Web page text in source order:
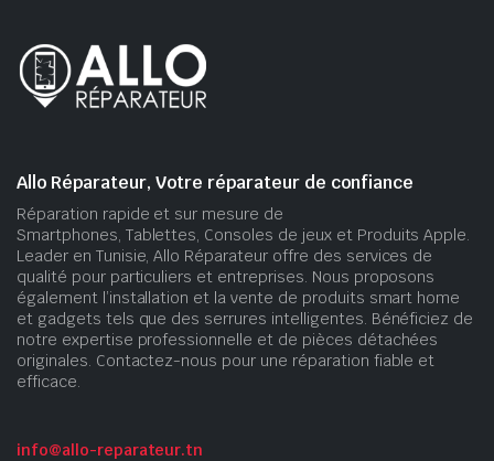
Allo Réparateur, Votre réparateur de confiance
Réparation rapide et sur mesure de
Smartphones, Tablettes, Consoles de jeux et Produits Apple.
Leader en Tunisie, Allo Réparateur offre des services de
qualité pour particuliers et entreprises. Nous proposons
également l’installation et la vente de produits smart home
et gadgets tels que des serrures intelligentes. Bénéficiez de
notre expertise professionnelle et de pièces détachées
originales. Contactez-nous pour une réparation fiable et
efficace.
info@allo-reparateur.tn